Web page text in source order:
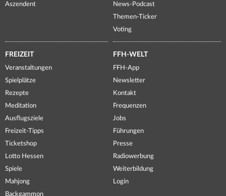
Aszendent
News-Podcast
Themen-Ticker
Voting
FREIZEIT
Veranstaltungen
Spielplätze
Rezepte
Meditation
Ausflugsziele
Freizeit-Tipps
Ticketshop
Lotto Hessen
Spiele
Mahjong
Backgammon
FFH-WELT
FFH-App
Newsletter
Kontakt
Frequenzen
Jobs
Führungen
Presse
Radiowerbung
Weiterbildung
Login